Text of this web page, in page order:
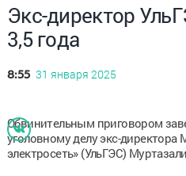
Экс-директор
3,5 года
8:55 31 января 2025
Обвинительным приговором
уголовному делу экс-директора
электросеть» (УльГЭС)